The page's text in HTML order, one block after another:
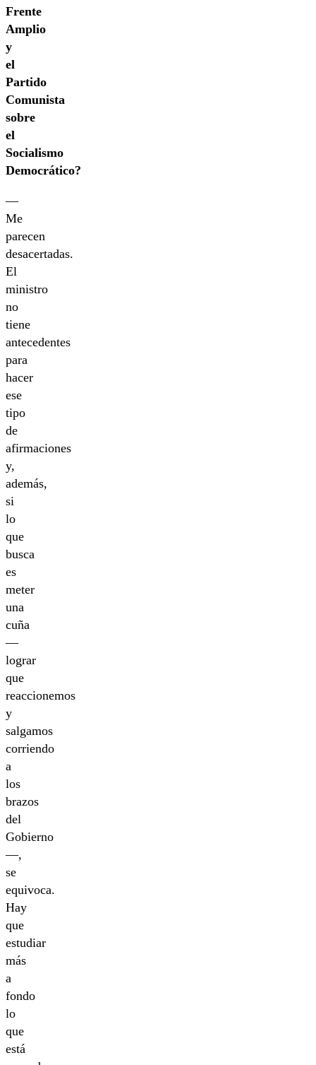
Frente
Amplio
y
el
Partido
Comunista
sobre
el
Socialismo
Democrático?
—
Me
parecen
desacertadas.
El
ministro
no
tiene
antecedentes
para
hacer
ese
tipo
de
afirmaciones
y,
además,
si
lo
que
busca
es
meter
una
cuña
—
lograr
que
reaccionemos
y
salgamos
corriendo
a
los
brazos
del
Gobierno
—,
se
equivoca.
Hay
que
estudiar
más
a
fondo
lo
que
está